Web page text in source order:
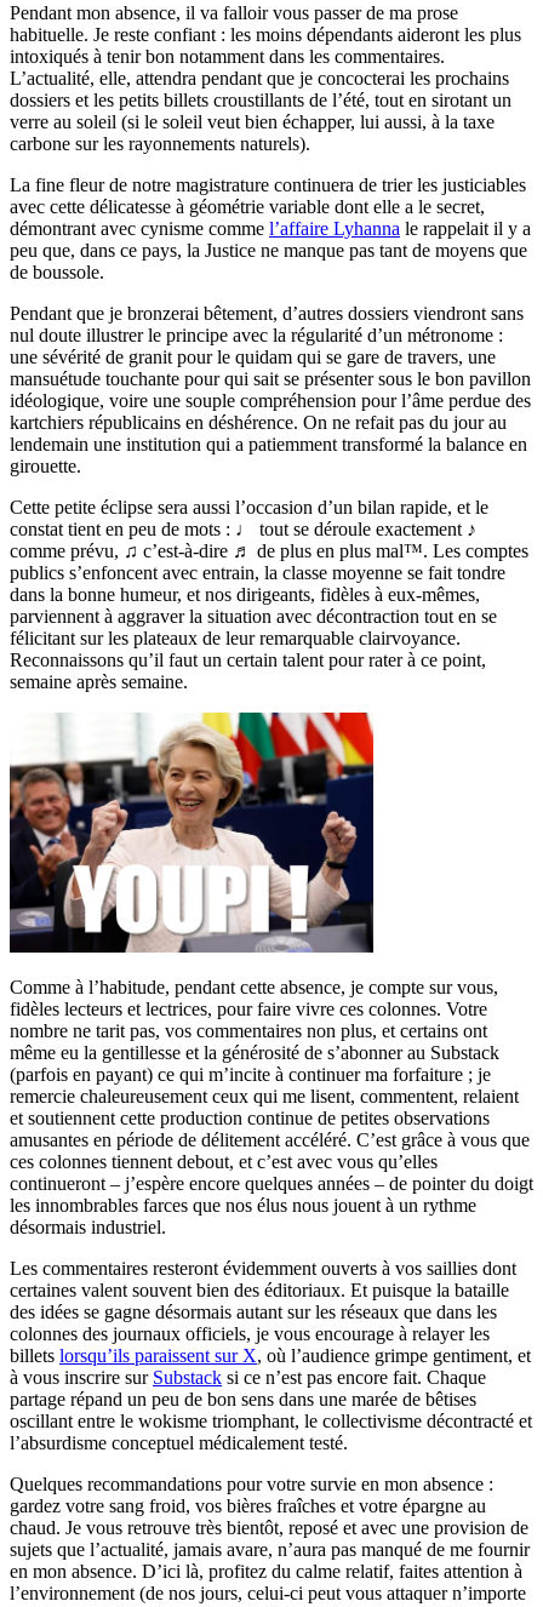
Pendant mon absence, il va falloir vous passer de ma prose
habituelle. Je reste confiant : les moins dépendants aideront les plus
intoxiqués à tenir bon notamment dans les commentaires.
L’actualité, elle, attendra pendant que je concocterai les prochains
dossiers et les petits billets croustillants de l’été, tout en sirotant un
verre au soleil (si le soleil veut bien échapper, lui aussi, à la taxe
carbone sur les rayonnements naturels).
La fine fleur de notre magistrature continuera de trier les justiciables
avec cette délicatesse à géométrie variable dont elle a le secret,
démontrant avec cynisme comme l’affaire Lyhanna le rappelait il y a
peu que, dans ce pays, la Justice ne manque pas tant de moyens que
de boussole.
Pendant que je bronzerai bêtement, d’autres dossiers viendront sans
nul doute illustrer le principe avec la régularité d’un métronome :
une sévérité de granit pour le quidam qui se gare de travers, une
mansuétude touchante pour qui sait se présenter sous le bon pavillon
idéologique, voire une souple compréhension pour l’âme perdue des
kartchiers républicains en déshérence. On ne refait pas du jour au
lendemain une institution qui a patiemment transformé la balance en
girouette.
Cette petite éclipse sera aussi l’occasion d’un bilan rapide, et le
constat tient en peu de mots : ♩ tout se déroule exactement ♪
comme prévu, ♫ c’est-à-dire ♬ de plus en plus mal™. Les comptes
publics s’enfoncent avec entrain, la classe moyenne se fait tondre
dans la bonne humeur, et nos dirigeants, fidèles à eux-mêmes,
parviennent à aggraver la situation avec décontraction tout en se
félicitant sur les plateaux de leur remarquable clairvoyance.
Reconnaissons qu’il faut un certain talent pour rater à ce point,
semaine après semaine.
Comme à l’habitude, pendant cette absence, je compte sur vous,
fidèles lecteurs et lectrices, pour faire vivre ces colonnes. Votre
nombre ne tarit pas, vos commentaires non plus, et certains ont
même eu la gentillesse et la générosité de s’abonner au Substack
(parfois en payant) ce qui m’incite à continuer ma forfaiture ; je
remercie chaleureusement ceux qui me lisent, commentent, relaient
et soutiennent cette production continue de petites observations
amusantes en période de délitement accéléré. C’est grâce à vous que
ces colonnes tiennent debout, et c’est avec vous qu’elles
continueront – j’espère encore quelques années – de pointer du doigt
les innombrables farces que nos élus nous jouent à un rythme
désormais industriel.
Les commentaires resteront évidemment ouverts à vos saillies dont
certaines valent souvent bien des éditoriaux. Et puisque la bataille
des idées se gagne désormais autant sur les réseaux que dans les
colonnes des journaux officiels, je vous encourage à relayer les
billets lorsqu’ils paraissent sur X, où l’audience grimpe gentiment, et
à vous inscrire sur Substack si ce n’est pas encore fait. Chaque
partage répand un peu de bon sens dans une marée de bêtises
oscillant entre le wokisme triomphant, le collectivisme décontracté et
l’absurdisme conceptuel médicalement testé.
Quelques recommandations pour votre survie en mon absence :
gardez votre sang froid, vos bières fraîches et votre épargne au
chaud. Je vous retrouve très bientôt, reposé et avec une provision de
sujets que l’actualité, jamais avare, n’aura pas manqué de me fournir
en mon absence. D’ici là, profitez du calme relatif, faites attention à
l’environnement (de nos jours, celui-ci peut vous attaquer n’importe